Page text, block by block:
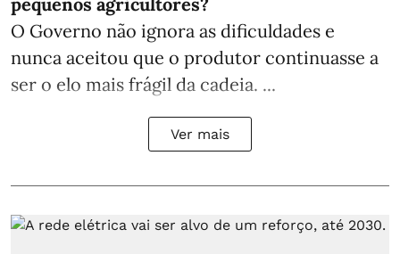
O Governo não ignora as dificuldades e
nunca aceitou que o produtor continuasse a
ser o elo mais frágil da cadeia. ...
Ver mais